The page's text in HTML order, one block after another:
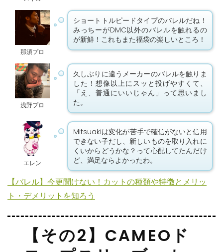
那須プロ
ショートトルピードタイプのバレルだね！
みっちーがDMC以外のバレルを触れるの
が新鮮！これもまた福袋の楽しいところ！
浅野プロ
久しぶりに違うメーカーのバレルを触りま
した！想像以上にスッと投げやすくて、
「え、普通にいいじゃん」って思いまし
た。
エレン
Mitsuakiは変化が苦手で確信がないと信用
できない子だし、新しいものを取り入れに
くいからどうかな？って心配してたんだけ
ど、満足ならよかったわ。
【バレル】今更聞けない！カットの種類や特徴とメリッ
ト・デメリットを知ろう
【その2】CAMEOド